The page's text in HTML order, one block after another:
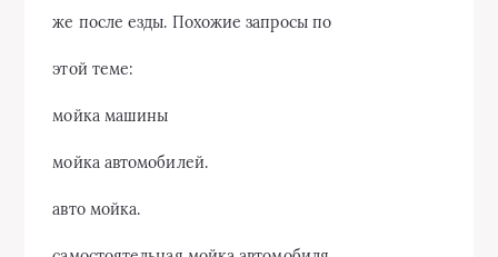
же после езды. Похожие запросы по
этой теме:
мойка машины
мойка автомобилей.
авто мойка.